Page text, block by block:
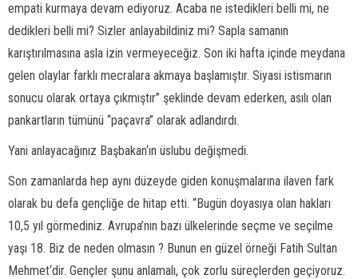
empati kurmaya devam ediyoruz. Acaba ne istedikleri belli mi, ne
dedikleri belli mi? Sizler anlayabildiniz mi? Sapla samanın
karıştırılmasına asla izin vermeyeceğiz. Son iki hafta içinde meydana
gelen olaylar farklı mecralara akmaya başlamıştır. Siyasi istismarın
sonucu olarak ortaya çıkmıştır” şeklinde devam ederken, asılı olan
pankartların tümünü “paçavra” olarak adlandırdı.
Yani anlayacağınız Başbakan‘ın üslubu değişmedi.
Son zamanlarda hep aynı düzeyde giden konuşmalarına ilaven fark
olarak bu defa gençliğe de hitap etti. “Bugün doyasıya olan hakları
10,5 yıl görmediniz. Avrupa’nın bazı ülkelerinde seçme ve seçilme
yaşı 18. Biz de neden olmasın ? Bunun en güzel örneği Fatih Sultan
Mehmet‘dir. Gençler şunu anlamalı, çok zorlu süreçlerden geçiyoruz.